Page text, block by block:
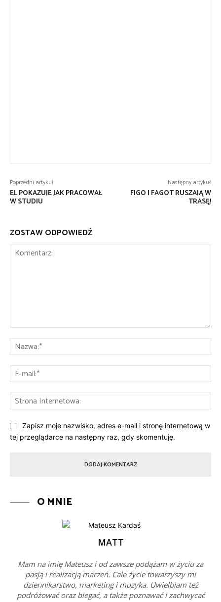
Poprzedni artykuł
EL POKAZUJE JAK PRACOWAŁ
W STUDIU
Następny artykuł
FIGO I FAGOT RUSZAJĄ W
TRASĘ!
ZOSTAW ODPOWIEDŹ
Zapisz moje nazwisko, adres e-mail i stronę internetową w
tej przeglądarce na następny raz, gdy skomentuję.
O MNIE
MATT
Mam na imię Mateusz i od zawsze podążam w życiu za
pasją i realizacją marzeń. Cale życie towarzyszy mi
dziennikarstwo, marketing i muzyka. Uwielbiam też
podróżować oraz biegać, a także poznawać i zachwycać